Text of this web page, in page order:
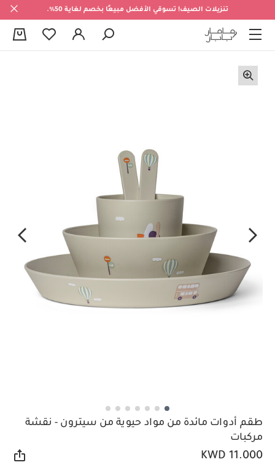
تنزيلات الصيف! تسوقي الأفضل مبيعًا بخصم لغاية 50%.
طقم أدوات مائدة من مواد حيوية من سيترون - نقشة
مركبات
KWD 11.000